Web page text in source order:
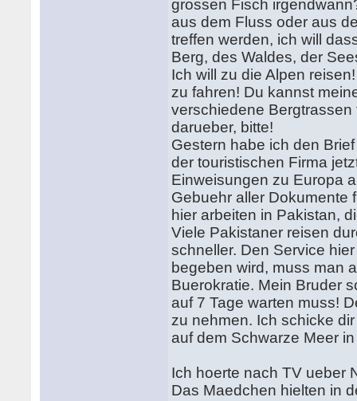
grossen Fisch
aus dem Fluss oder aus
treffen werden, ich will
Berg, des Waldes, der
Ich will zu die Alpen
zu fahren! Du kannst
verschiedene
darueber, bitte!
Gestern habe ich den
der touristischen Firma
Einweisungen zu Europa
Gebuehr aller Dokumente
hier arbeiten in Pakistan,
Viele Pakistaner reisen
schneller. Den Service
begeben wird, muss man
Buerokratie. Mein Bruder
auf 7 Tage warten muss!
zu nehmen. Ich schicke
auf dem Schwarze Meer
Ich hoerte nach TV ueber
Das Maedchen hielten in